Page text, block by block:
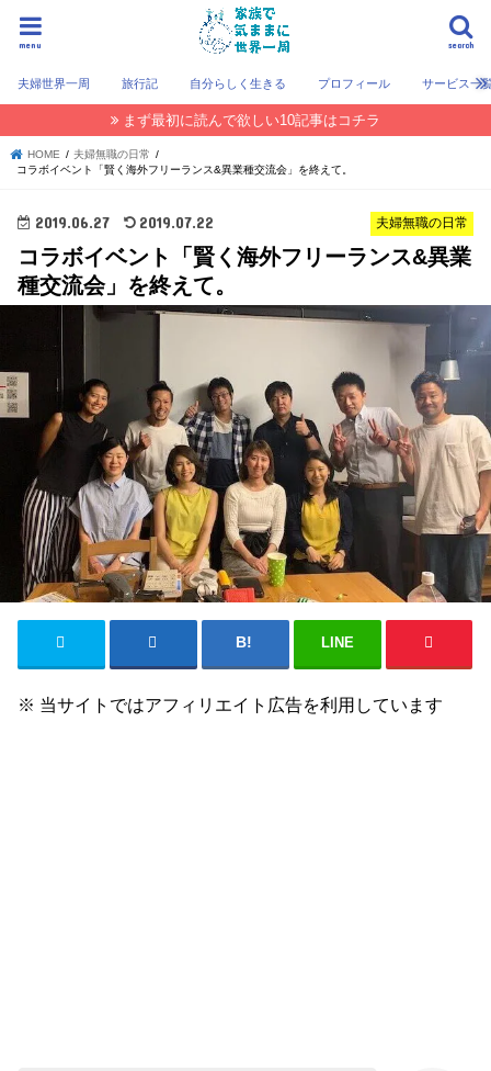
search
menu
夫婦世界一周 旅行記 自分らしく生きる プロフィール サービス一
まず最初に読んで欲しい10記事はコチラ
HOME
夫婦無職の日常
コラボイベント「賢く海外フリーランス&異業種交流会」を終えて。
夫婦無職の日常
2019.06.27 2019.07.22
コラボイベント「賢く海外フリーランス&異業
種交流会」を終えて。
LINE
※ 当サイトではアフィリエイト広告を利用しています